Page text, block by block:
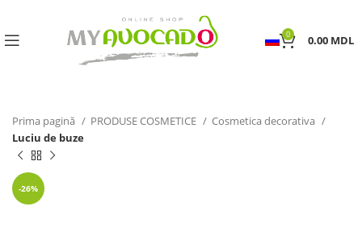
0 0.00 MDL
Prima pagină PRODUSE COSMETICE
Cosmetica decorativa
Luciu de buze
-26%